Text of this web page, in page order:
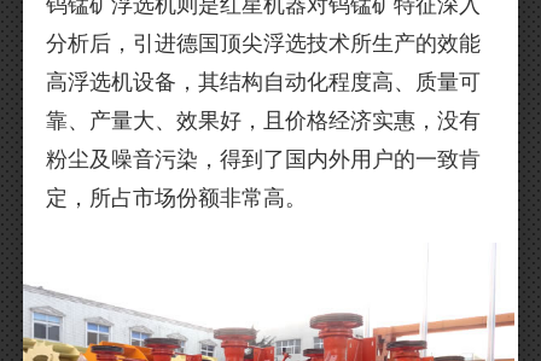
分析后，引进德国顶尖浮选技术所生产的效能
高浮选机设备，其结构自动化程度高、质量可
靠、产量大、效果好，且价格经济实惠，没有
粉尘及噪音污染，得到了国内外用户的一致肯
定，所占市场份额非常高。